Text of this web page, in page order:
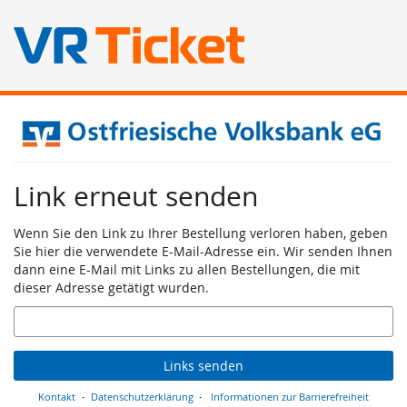
Haupt-
Inhalt
Link erneut senden
Wenn Sie den Link zu Ihrer Bestellung verloren haben, geben
Sie hier die verwendete E-Mail-Adresse ein. Wir senden Ihnen
dann eine E-Mail mit Links zu allen Bestellungen, die mit
dieser Adresse getätigt wurden.
E-
Mail
Links senden
Kontakt Datenschutzerklärung
Informationen zur Barrierefreiheit